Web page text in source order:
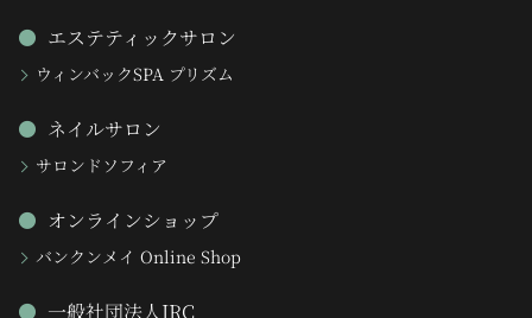
エステティックサロン
ウィンバックSPA プリズム
ネイルサロン
サロンドソフィア
オンラインショップ
バンクンメイ Online Shop
一般社団法人IRC